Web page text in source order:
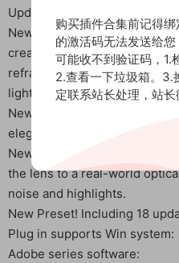
Updated content of Sapphire
New effect! Using Sapphire
create a beautiful movie
refraction and reflection, and
light spots.
New effect! Bring your lens
elegant and accurate film and
New transition! Use
the lens to a real-world
noise and highlights.
New Preset! Including 18
Plug in supports Win system:
Adobe series software:
购买插件合集前记得
的激活码无法发送给
可能收不到验证码，1.
2.查看一下垃圾箱。3.
定联系站长处理，站